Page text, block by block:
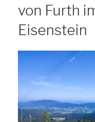
von Furth
Eisenstein